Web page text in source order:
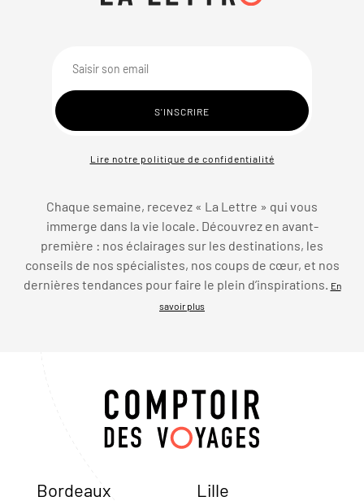
Lire notre politique de confidentialité
Chaque semaine, recevez « La Lettre » qui vous
immerge dans la vie locale. Découvrez en avant-
première : nos éclairages sur les destinations, les
conseils de nos spécialistes, nos coups de cœur, et nos
dernières tendances pour faire le plein d’inspirations.
En
savoir plus
Bordeaux Lille